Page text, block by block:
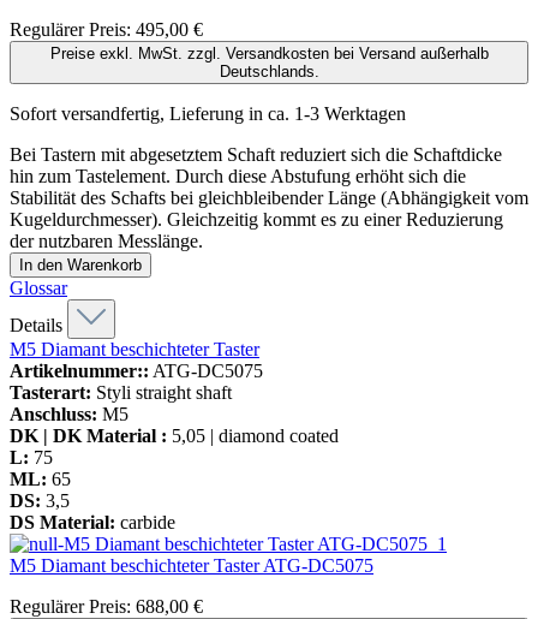
Regulärer Preis: 495,00 €
Preise exkl. MwSt. zzgl. Versandkosten bei Versand außerhalb
Deutschlands.
Sofort versandfertig, Lieferung in ca. 1-3 Werktagen
Bei Tastern mit abgesetztem Schaft reduziert sich die Schaftdicke
hin zum Tastelement. Durch diese Abstufung erhöht sich die
Stabilität des Schafts bei gleichbleibender Länge (Abhängigkeit vom
Kugeldurchmesser). Gleichzeitig kommt es zu einer Reduzierung
der nutzbaren Messlänge.
In den Warenkorb
Glossar
Details
M5 Diamant beschichteter Taster
Artikelnummer:: ATG-DC5075
Tasterart: Styli straight shaft
Anschluss: M5
DK | DK Material : 5,05 | diamond coated
L: 75
ML: 65
DS: 3,5
DS Material: carbide
M5 Diamant beschichteter TasterATG-DC5075
Regulärer Preis: 688,00 €